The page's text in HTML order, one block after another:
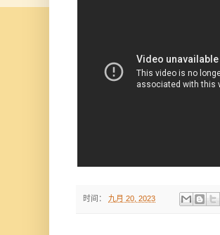
时间： 九月 20, 2023